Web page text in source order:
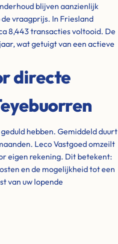
blijven aanzienlijk
vraagprijs. In Friesland
8,443 transacties voltooid. De
wat getuigt van een actieve
directe
hebben. Gemiddeld duurt
Leco Vastgoed omzeilt
eigen rekening. Dit betekent:
en de mogelijkheid tot een
van uw lopende